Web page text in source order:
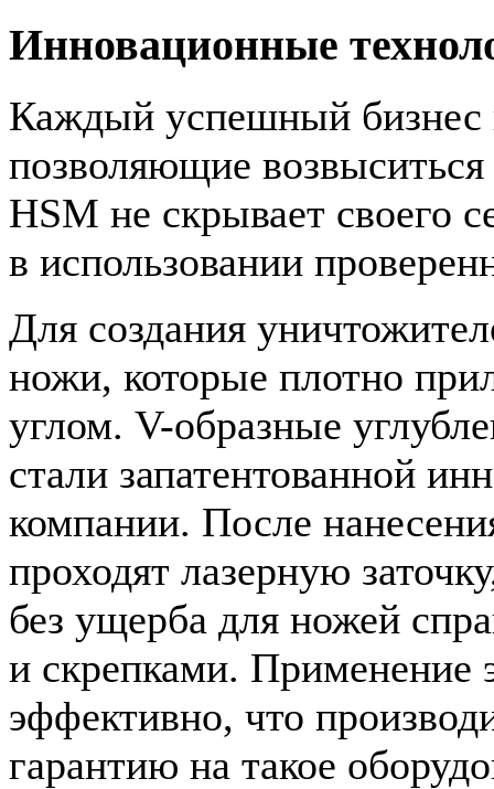
Инновационные
Каждый успешный бизнес
позволяющие
HSM не скрывает своего
в использовании
Для создания
ножи, которые плотно
углом. V-образные
стали запатентованной
компании. После
проходят лазерную
без ущерба для ножей
и скрепками. Применение
эффективно, что
гарантию на такое